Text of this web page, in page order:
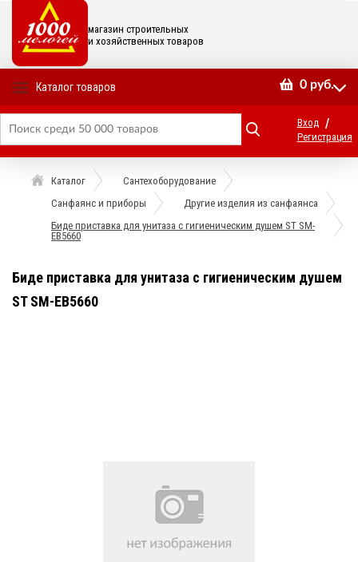
магазин строительных
и хозяйственных товаров
Каталог товаров 0 руб.
Вход /
Регистрация
Каталог
Сантехоборудование
Санфаянс и приборы
Другие изделия из санфаянса
Биде приставка для унитаза с гигиеническим душем ST SM-
EB5660
Биде приставка для унитаза с гигиеническим душем
ST SM-EB5660